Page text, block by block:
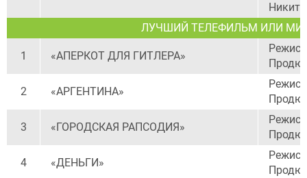
ЛУЧШИЙ ТЕЛЕФИЛЬМ ИЛИ
1 «АПЕРКОТ ДЛЯ ГИТЛЕРА»
2 «АРГЕНТИНА»
3 «ГОРОДСКАЯ РАПСОДИЯ»
4 «ДЕНЬГИ»